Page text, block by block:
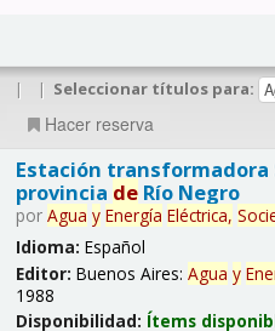
| | Seleccionar títulos para:
Hacer reserva
Estación transformadora
provincia deRío Negro
por Agua y Energía Eléctrica,
Idioma: Español
Editor: Buenos Aires: Agua y
1988
Disponibilidad: Ítems